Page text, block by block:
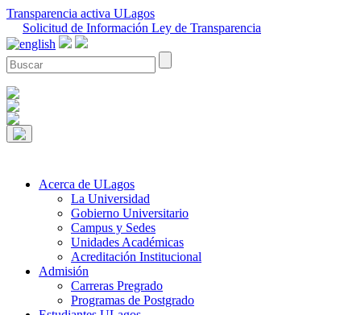
Transparencia activa ULagos
Solicitud de Información Ley de Transparencia
Acerca de ULagos
La Universidad
Gobierno Universitario
Campus y Sedes
Unidades Académicas
Acreditación Institucional
Admisión
Carreras Pregrado
Programas de Postgrado